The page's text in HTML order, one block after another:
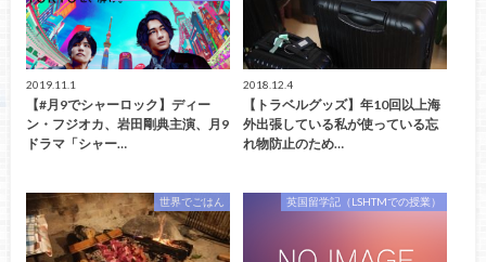
2019.11.1
【#月9でシャーロック】ディー
ン・フジオカ、岩田剛典主演、月9
ドラマ「シャー…
2018.12.4
【トラベルグッズ】年10回以上海
外出張している私が使っている忘
れ物防止のため…
世界でごはん 英国留学記（LSHTMでの授業）